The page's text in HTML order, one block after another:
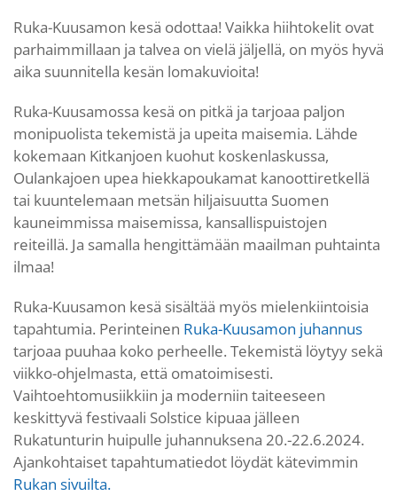
Ruka-Kuusamon kesä odottaa! Vaikka hiihtokelit ovat
parhaimmillaan ja talvea on vielä jäljellä, on myös hyvä
aika suunnitella kesän lomakuvioita!
Ruka-Kuusamossa kesä on pitkä ja tarjoaa paljon
monipuolista tekemistä ja upeita maisemia. Lähde
kokemaan Kitkanjoen kuohut koskenlaskussa,
Oulankajoen upea hiekkapoukamat kanoottiretkellä
tai kuuntelemaan metsän hiljaisuutta Suomen
kauneimmissa maisemissa, kansallispuistojen
reiteillä. Ja samalla hengittämään maailman puhtainta
ilmaa!
Ruka-Kuusamon kesä sisältää myös mielenkiintoisia
tapahtumia. Perinteinen Ruka-Kuusamon juhannus
tarjoaa puuhaa koko perheelle. Tekemistä löytyy sekä
viikko-ohjelmasta, että omatoimisesti.
Vaihtoehtomusiikkiin ja moderniin taiteeseen
keskittyvä festivaali Solstice kipuaa jälleen
Rukatunturin huipulle juhannuksena 20.-22.6.2024.
Ajankohtaiset tapahtumatiedot löydät kätevimmin
Rukan sivuilta.